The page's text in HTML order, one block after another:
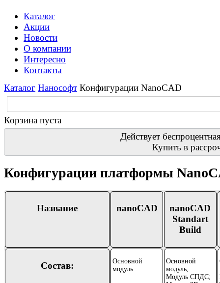
Каталог
Акции
Новости
О компании
Интересно
Контакты
Каталог Нанософт Конфигурации NanoCAD
Корзина пуста
Действует
Купить в
Конфигурации платформы
Название nanoCAD
nanoCAD
Standart
Build
Состав:
Основной
модуль
Основной
модуль;
Модуль СПДС;